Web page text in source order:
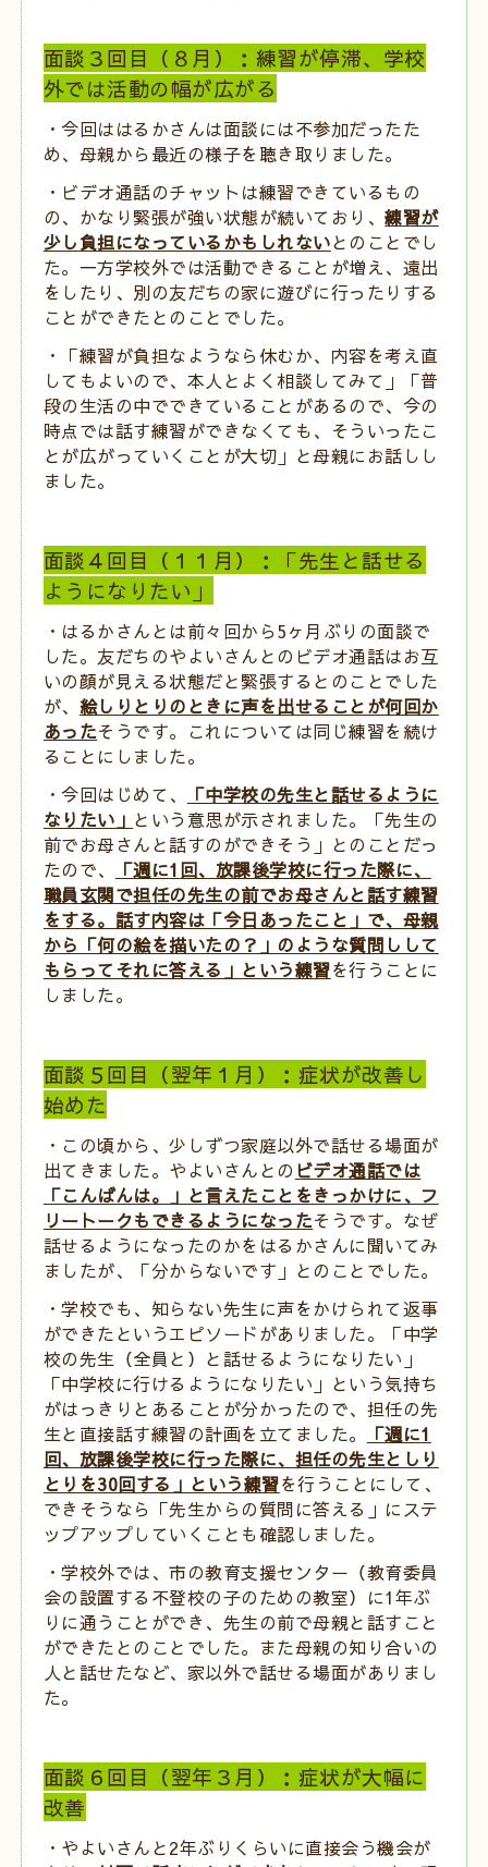
面談３回目（８月）：練習が停滞、学校
外では活動の幅が広がる
・今回ははるかさんは面談には不参加だったた
め、母親から最近の様子を聴き取りました。
・ビデオ通話のチャットは練習できているもの
の、かなり緊張が強い状態が続いており、練習が
少し負担になっているかもしれないとのことでし
た。一方学校外では活動できることが増え、遠出
をしたり、別の友だちの家に遊びに行ったりする
ことができたとのことでした。
・「練習が負担なようなら休むか、内容を考え直
してもよいので、本人とよく相談してみて」「普
段の生活の中でできていることがあるので、今の
時点では話す練習ができなくても、そういったこ
とが広がっていくことが大切」と母親にお話しし
ました。
面談４回目（１１月）：「先生と話せる
ようになりたい」
・はるかさんとは前々回から5ヶ月ぶりの面談で
した。友だちのやよいさんとのビデオ通話はお互
いの顔が見える状態だと緊張するとのことでした
が、 絵しりとりのときに声を出せることが何回か
あったそうです。これについては同じ練習を続け
ることにしました。
・今回はじめて、
「中学校の先生と話せるように
なりたい」 という意思が示されました。「先生の
前でお母さんと話すのができそう」とのことだっ
たので、
「週に1回、放課後学校に行った際に、
職員玄関で担任の先生の前でお母さんと話す練習
をする。話す内容は「今日あったこと」で、母親
から「何の絵を描いたの？」のような質問しして
もらってそれに答える」という練習を行うことに
しました。
面談５回目（翌年１月）：症状が改善し
始めた
・この頃から、少しずつ家庭以外で話せる場面が
出てきました。やよいさんとの ビデオ通話では
「こんばんは。」と言えたことをきっかけに、フ
リートークもできるようになったそうです。なぜ
話せるようになったのかをはるかさんに聞いてみ
ましたが、「分からないです」とのことでした。
・学校でも、知らない先生に声をかけられて返事
ができたというエピソードがありました。「中学
校の先生（全員と）と話せるようになりたい」
「中学校に行けるようになりたい」という気持ち
がはっきりとあることが分かったので、担任の先
生と直接話す練習の計画を立てました。
「週に1
回、放課後学校に行った際に、担任の先生としり
とりを30回する」という練習を行うことにして、
できそうなら「先生からの質問に答える」にステ
ップアップしていくことも確認しました。
・学校外では、市の教育支援センター（教育委員
会の設置する不登校の子のための教室）に1年ぶ
りに通うことができ、先生の前で母親と話すこと
ができたとのことでした。また母親の知り合いの
人と話せたなど、家以外で話せる場面がありまし
た。
面談６回目（翌年３月）：症状が大幅に
改善
・やよいさんと2年ぶりくらいに直接会う機会が